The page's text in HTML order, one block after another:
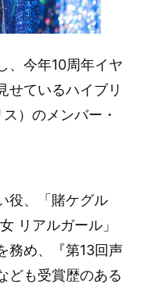
、今年10周年イヤ
せているハイブリ
）のメンバー・
役、「賭ケグル
リアルガール」
務め、『第13回声
ども受賞歴のある